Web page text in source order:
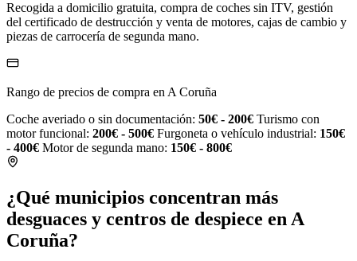
Recogida a domicilio gratuita, compra de coches sin ITV, gestión
del certificado de destrucción y venta de motores, cajas de cambio y
piezas de carrocería de segunda mano.
Rango de precios de compra en A Coruña
Coche averiado o sin documentación: 50€ - 200€ Turismo con
motor funcional: 200€ - 500€ Furgoneta o vehículo industrial: 150€
- 400€ Motor de segunda mano: 150€ - 800€
¿Qué municipios concentran más
desguaces y centros de despiece en A
Coruña?